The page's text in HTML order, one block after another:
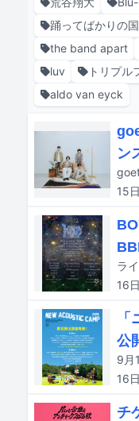
踊ってばかりの国
the band apart
luv
トリプル
aldo van eyck
ン
15日
16日
公
16日
チ